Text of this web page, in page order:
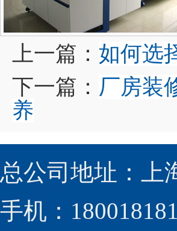
上一篇： 如何选
下一篇： 厂房装
养
总公司地址：上
手机：